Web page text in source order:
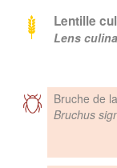
Lentille
Lens
Bruche de
Bruchus